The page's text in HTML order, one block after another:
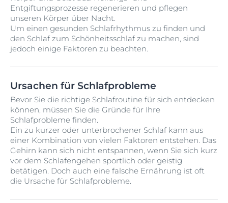
Entgiftungsprozesse regenerieren und pflegen
unseren Körper über Nacht.
Um einen gesunden Schlafrhythmus zu finden und
den Schlaf zum Schönheitsschlaf zu machen, sind
jedoch einige Faktoren zu beachten.
Ursachen für Schlafprobleme
Bevor Sie die richtige Schlafroutine für sich entdecken
können, müssen Sie die Gründe für Ihre
Schlafprobleme finden.
Ein zu kurzer oder unterbrochener Schlaf kann aus
einer Kombination von vielen Faktoren entstehen. Das
Gehirn kann sich nicht entspannen, wenn Sie sich kurz
vor dem Schlafengehen sportlich oder geistig
betätigen. Doch auch eine falsche Ernährung ist oft
die Ursache für Schlafprobleme.